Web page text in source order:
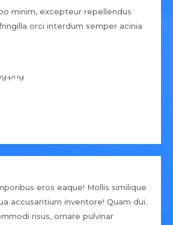
minim, excepteur repellendus
orci interdum semper acinia
eros eaque! Mollis similique
accusantium inventore! Quam dui.
risus, ornare pulvinar